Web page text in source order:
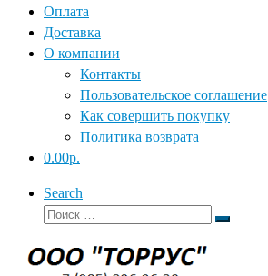
Оплата
Доставка
О компании
Контакты
Пользовательское соглашение
Как совершить покупку
Политика возврата
0.00р.
Search
Поиск
Поиск